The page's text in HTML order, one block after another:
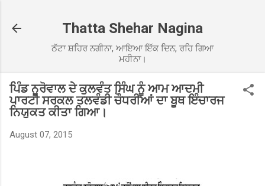
Thatta Shehar Nagina
ਠੱਟਾ ਸ਼ਹਿਰ ਨਗੀਨਾ, ਆਇਆ ਇੱਕ ਦਿਨ, ਰਹਿ ਗਿਆ
ਮਹੀਨਾ।
ਪਿੰਡ ਨੂਰੋਵਾਲ ਦੇ ਕੁਲਵੰਤ ਸਿੰਘ ਨੂੰ ਆਮ ਆਦਮੀ
ਪਾਰਟੀ ਸਰਕਲ ਤਲਵੰਡੀ ਚੌਧਰੀਆਂ ਦਾ ਬੂਥ ਇੰਚਾਰਜ
ਨਿਯੁਕਤ ਕੀਤਾ ਗਿਆ।
August 07, 2015